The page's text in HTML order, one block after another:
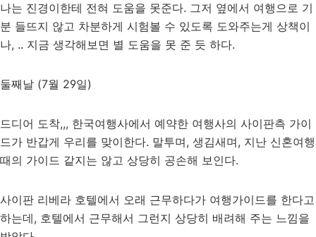
나는 진경이한테 전혀 도움을 못준다. 그저 옆에서 여행으로 기
분 들뜨지 않고 차분하게 시험볼 수 있도록 도와주는게 상책이
나, .. 지금 생각해보면 별 도움을 못 준 듯 하다.
둘째날 (7월 29일)
드디어 도착,,, 한국여행사에서 예약한 여행사의 사이판측 가이
드가 반갑게 우리를 맞이한다. 말투며, 생김새며, 지난 신혼여행
때의 가이드 같지는 않고 상당히 공손해 보인다.
사이판 리베라 호텔에서 오래 근무하다가 여행가이드를 한다고
하는데, 호텔에서 근무해서 그런지 상당히 배려해 주는 느낌을